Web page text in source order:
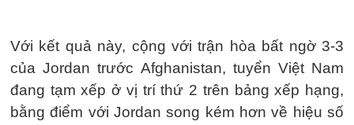
Với kết quả này, cộng với trận hòa bất ngờ 3-3
của Jordan trước Afghanistan, tuyển Việt Nam
đang tạm xếp ở vị trí thứ 2 trên bảng xếp hạng,
bằng điểm với Jordan song kém hơn về hiệu số